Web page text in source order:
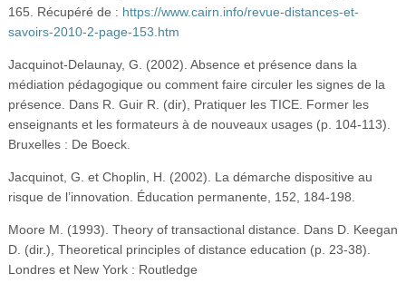
165. Récupéré de : https://www.cairn.info/revue-distances-et-
savoirs-2010-2-page-153.htm
Jacquinot-Delaunay, G. (2002). Absence et présence dans la
médiation pédagogique ou comment faire circuler les signes de la
présence. Dans R. Guir R. (dir), Pratiquer les TICE. Former les
enseignants et les formateurs à de nouveaux usages (p. 104-113).
Bruxelles : De Boeck.
Jacquinot, G. et Choplin, H. (2002). La démarche dispositive au
risque de l’innovation. Éducation permanente, 152, 184-198.
Moore M. (1993). Theory of transactional distance. Dans D. Keegan
D. (dir.), Theoretical principles of distance education (p. 23-38).
Londres et New York : Routledge